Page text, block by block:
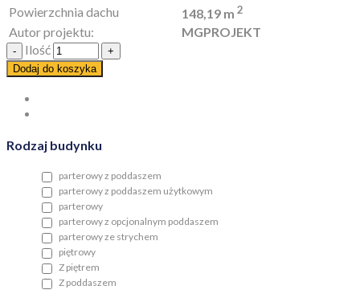
Powierzchnia dachu 148,19 m 2
Autor projektu:
MGPROJEKT
Ilość
Dodaj do koszyka
Rodzaj budynku
parterowy z poddaszem
parterowy z poddaszem użytkowym
parterowy
parterowy z opcjonalnym poddaszem
parterowy ze strychem
piętrowy
Z piętrem
Z poddaszem